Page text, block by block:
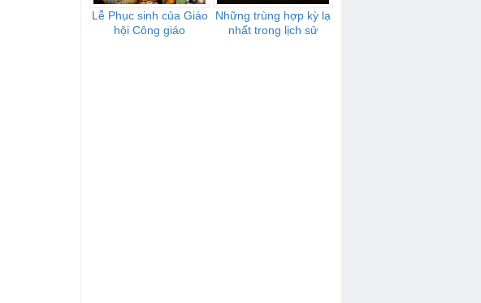
Lễ Phục sinh của Giáo
hội Công giáo
Những trùng hợp kỳ lạ
nhất trong lịch sử